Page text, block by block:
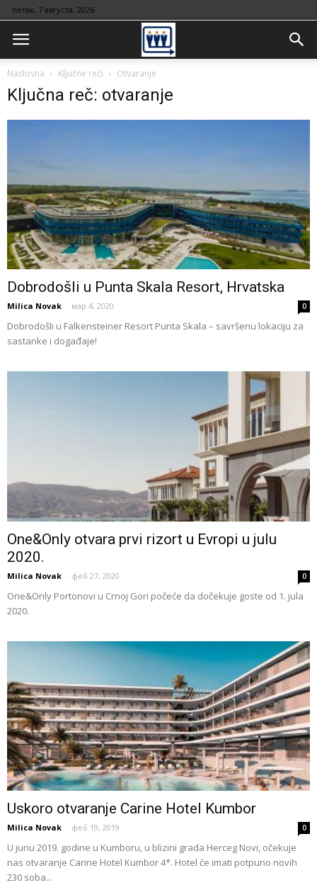
петак, 7 августа, 2026
Naslovna Ključne reči Otvaranje
Ključna reč: otvaranje
Dobrodošli u Punta Skala Resort, Hrvatska
Milica Novak - мар 4, 2020 0
Dobrodošli u Falkensteiner Resort Punta Skala – savršenu lokaciju za
sastanke i događaje!
One&Only otvara prvi rizort u Evropi u julu
2020.
Milica Novak - феб 27, 2020 0
One&Only Portonovi u Crnoj Gori počeće da dočekuje goste od 1. jula
2020.
Uskoro otvaranje Carine Hotel Kumbor
Milica Novak - феб 19, 2019 0
U junu 2019. godine u Kumboru, u blizini grada Herceg Novi, očekuje
nas otvaranje Carine Hotel Kumbor 4*. Hotel će imati potpuno novih
230 soba...